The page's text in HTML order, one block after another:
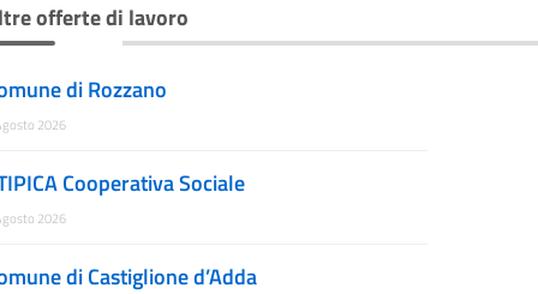
offerte di lavoro
di Rozzano
2026
Cooperativa Sociale
2026
di Castiglione d’Adda